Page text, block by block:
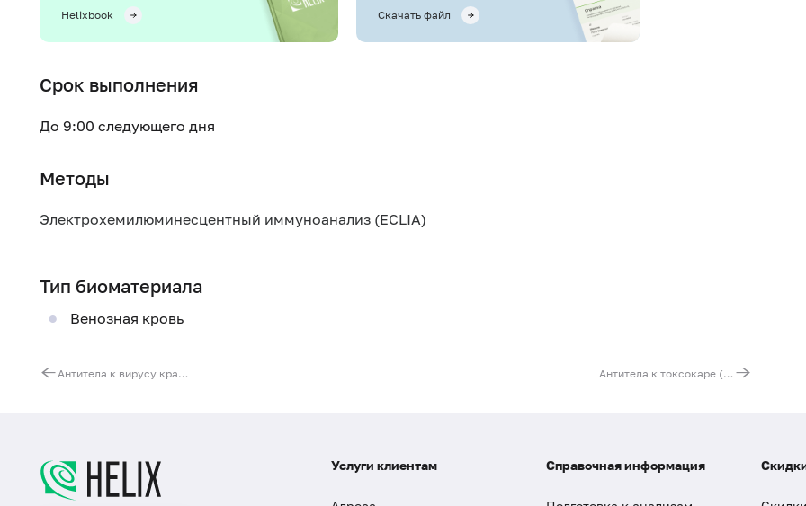
Helixbook Скачать файл
Срок выполнения
До 9:00 следующего дня
Методы
Электрохемилюминесцентный иммуноанализ (ECLIA)
Тип биоматериала
Венозная кровь
Антитела к вирусу краснухи (Rubella, IgG), количественно Антитела к токсокаре (Toxocara, IgG), титр
Услуги клиентам Справочная информация